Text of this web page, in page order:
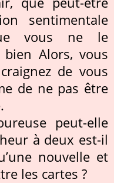
sentimentale
vous ne le
bien Alors, vous
de vous
de ne pas être
peut-elle
à deux est-il
nouvelle et
les cartes ?